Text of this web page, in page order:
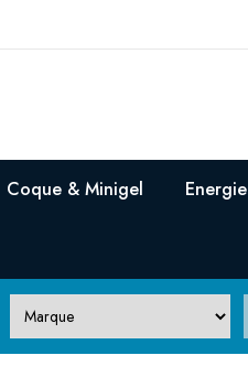
Coque & Minigel Energie